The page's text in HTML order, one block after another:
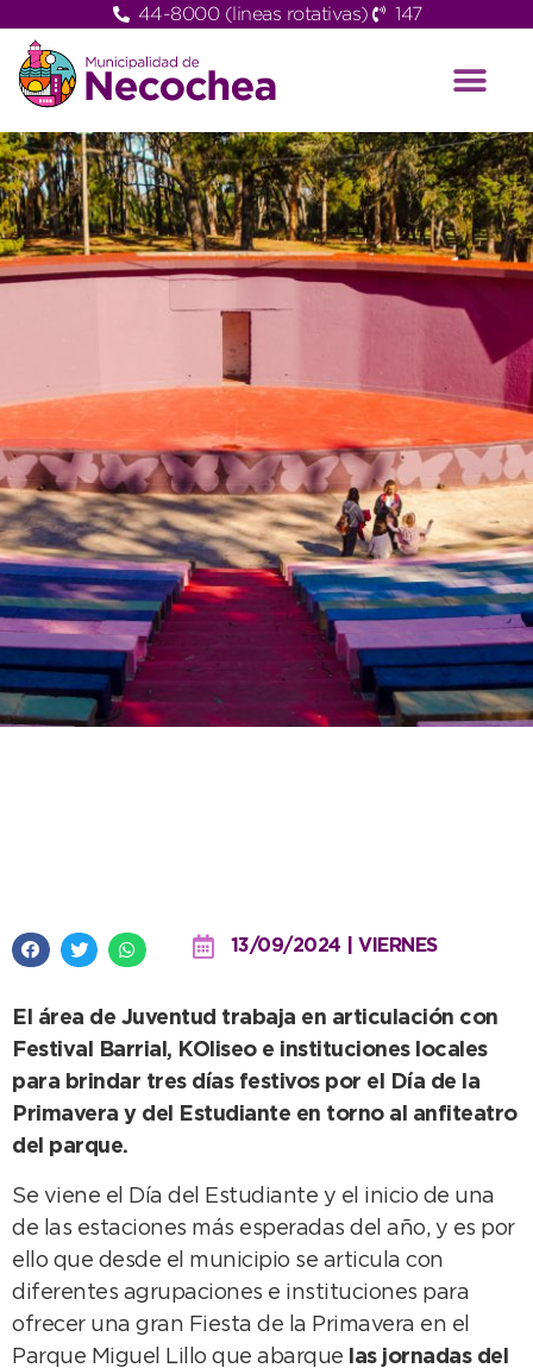
44-8000 (lineas rotativas) 147
13/09/2024 | VIERNES
El área de Juventud trabaja en articulación con
Festival Barrial, KOliseo e instituciones locales
para brindar tres días festivos por el Día de la
Primavera y del Estudiante en torno al anfiteatro
del parque.
Se viene el Día del Estudiante y el inicio de una
de las estaciones más esperadas del año, y es por
ello que desde el municipio se articula con
diferentes agrupaciones e instituciones para
ofrecer una gran Fiesta de la Primavera en el
Parque Miguel Lillo que abarque
las jornadas del